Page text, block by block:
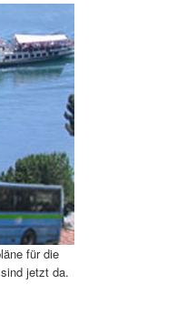
für die
jetzt da.